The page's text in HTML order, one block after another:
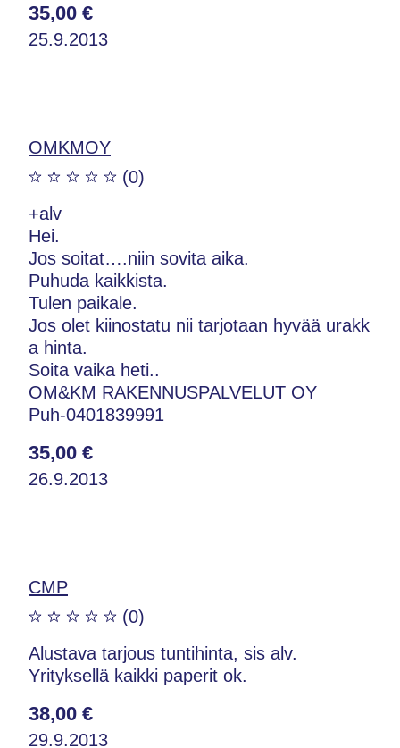
35,00 €
25.9.2013
OMKMOY
(0)
+alv
Hei.
Jos soitat….niin sovita aika.
Puhuda kaikkista.
Tulen paikale.
Jos olet kiinostatu nii tarjotaan hyvää urakk
a hinta.
Soita vaika heti..
OM&KM RAKENNUSPALVELUT OY
Puh-0401839991
35,00 €
26.9.2013
CMP
(0)
Alustava tarjous tuntihinta, sis alv.
Yrityksellä kaikki paperit ok.
38,00 €
29.9.2013